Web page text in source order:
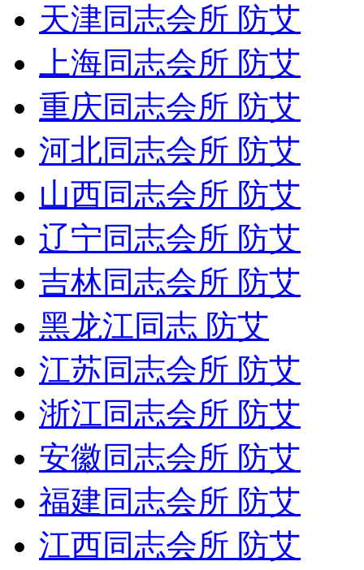
天津同志会所 防艾
上海同志会所 防艾
重庆同志会所 防艾
河北同志会所 防艾
山西同志会所 防艾
辽宁同志会所 防艾
吉林同志会所 防艾
黑龙江同志 防艾
江苏同志会所 防艾
浙江同志会所 防艾
安徽同志会所 防艾
福建同志会所 防艾
江西同志会所 防艾